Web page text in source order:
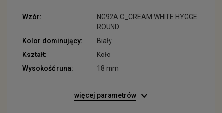
Wzór:
NG92A C_CREAM WHITE HYGGE
ROUND
Kolor dominujący:
Biały
Kształt:
Koło
Wysokość runa:
18 mm
więcej parametrów